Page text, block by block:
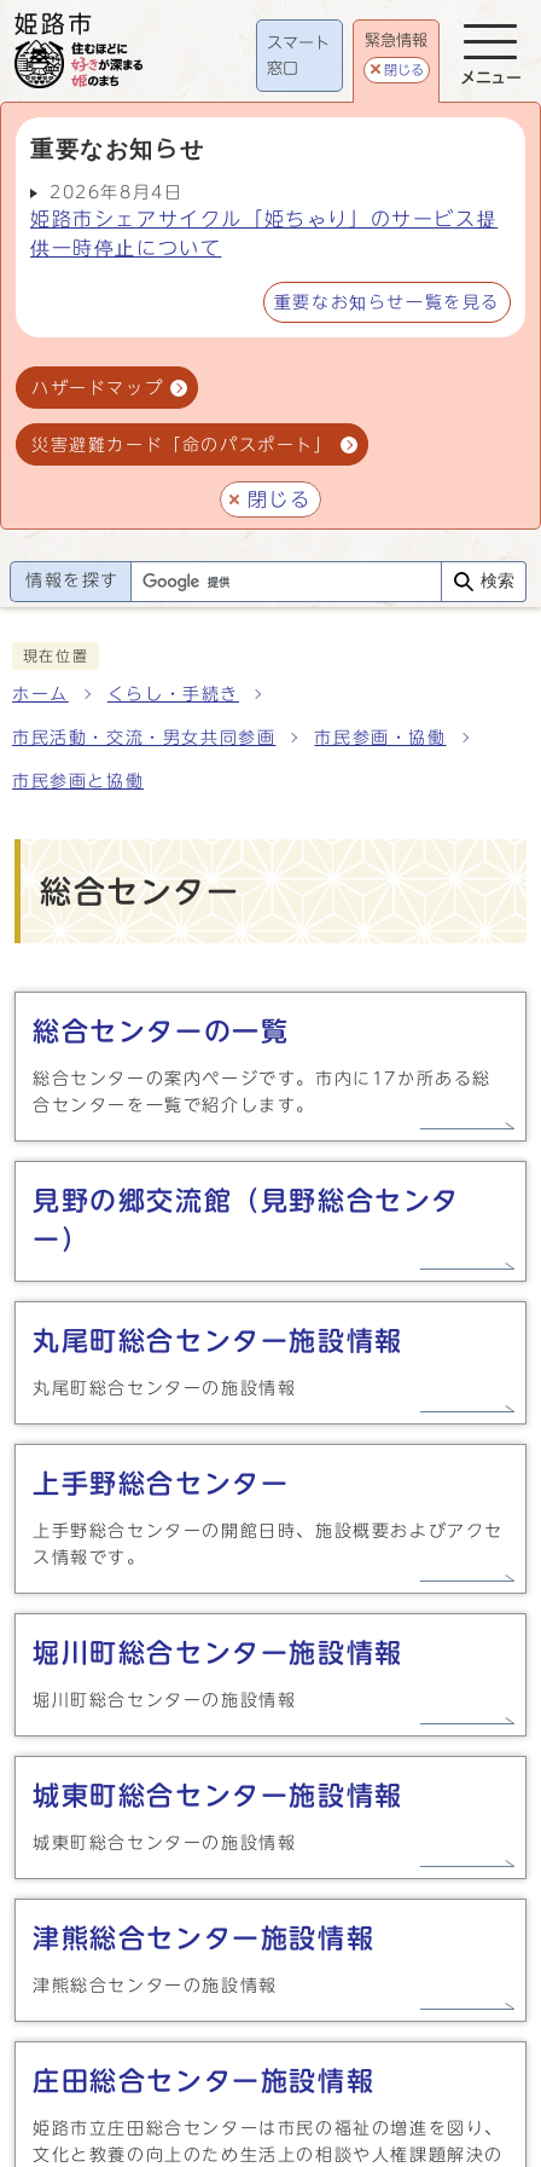
スマート
窓口
緊急情報
閉じる
重要なお知らせ
2026年8月4日
姫路市シェアサイクル「姫ちゃり」のサービス提
供一時停止について
重要なお知らせ一覧を見る
ハザードマップ
災害避難カード「命のパスポート」
閉じる
メニュー
情報を探す 検索
現在位置
ホーム くらし・手続き
市民活動・交流・男女共同参画 市民参画・協働
市民参画と協働
総合センター
メインメニュー
総合センターの一覧
総合センターの案内ページです。市内に17か所ある総
合センターを一覧で紹介します。
見野の郷交流館（見野総合センタ
ー）
丸尾町総合センター施設情報
丸尾町総合センターの施設情報
上手野総合センター
上手野総合センターの開館日時、施設概要およびアクセ
ス情報です。
堀川町総合センター施設情報
堀川町総合センターの施設情報
城東町総合センター施設情報
城東町総合センターの施設情報
津熊総合センター施設情報
津熊総合センターの施設情報
庄田総合センター施設情報
姫路市立庄田総合センターは市民の福祉の増進を図り、
文化と教養の向上のため生活上の相談や人権課題解決の